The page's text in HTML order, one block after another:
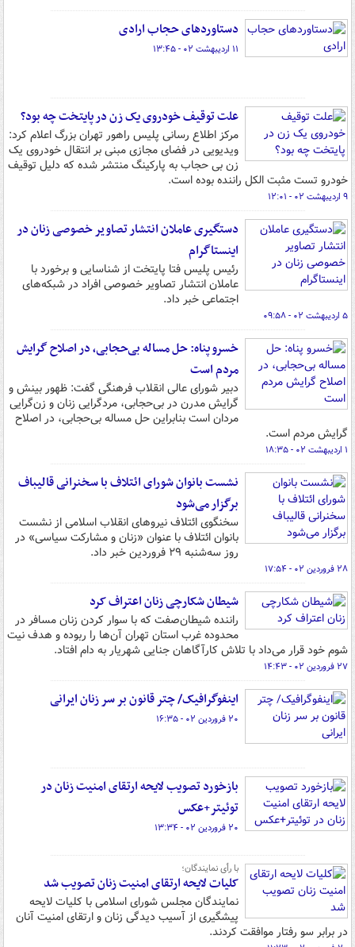
دستاوردهای حجاب ارادی
۱۱ اردیبهشت ۰۲ - ۱۳:۴۵
علت توقیف خودروی یک زن در پایتخت چه بود؟
مرکز اطلاع رسانی پلیس راهور تهران بزرگ اعلام کرد:
ویدیویی در فضای مجازی مبنی بر انتقال خودروی یک
زن بی حجاب به پارکینگ منتشر شده که دلیل توقیف
خودرو تست مثبت الکل راننده بوده است.
۹ اردیبهشت ۰۲ - ۱۲:۰۱
دستگیری عاملان انتشار تصاویر خصوصی زنان در
اینستاگرام
رئیس پلیس فتا پایتخت از شناسایی و برخورد با
عاملان انتشار تصاویر خصوصی افراد در شبکه‌های
اجتماعی خبر داد.
۵ اردیبهشت ۰۲ - ۰۹:۵۸
خسرو پناه: حل مساله بی‌حجابی، در اصلاح گرایش
مردم است
دبیر شورای عالی انقلاب فرهنگی گفت: ظهور بینش و
گرایش مدرن در بی‌حجابی، مردگرایی زنان و زن‌گرایی
مردان است بنابراین حل مساله بی‌حجابی، در اصلاح
گرایش مردم است.
۱ اردیبهشت ۰۲ - ۱۸:۳۵
نشست بانوان شورای ائتلاف با سخنرانی قالیباف
برگزار می‌شود
سخنگوی ائتلاف نیروهای انقلاب اسلامی از نشست
بانوان ائتلاف با عنوان «زنان و مشارکت سیاسی» در
روز سه‌شنبه ۲۹‌ فروردین خبر داد.
۲۸ فروردین ۰۲ - ۱۷:۵۴
شیطان شکارچی زنان اعتراف کرد
راننده شیطان‌صفت که با سوار کردن زنان مسافر در
محدوده غرب استان تهران آن‌ها را ربوده و هدف نیت
شوم خود قرار می‌داد با تلاش کارآگاهان جنایی شهریار به دام افتاد.
۲۷ فروردین ۰۲ - ۱۴:۴۳
اینفوگرافیک/ چتر قانون بر سر زنان ایرانی
۲۰ فروردین ۰۲ - ۱۶:۳۵
بازخورد تصویب لایحه ارتقای امنیت زنان در
توئیتر+عکس
۲۰ فروردین ۰۲ - ۱۳:۳۴
با رأی نمایندگان؛
کلیات لایحه ارتقای امنیت زنان تصویب شد
نمایندگان مجلس شورای اسلامی با کلیات لایحه
پیشگیری از آسیب دیدگی زنان و ارتقای امنیت آنان
در برابر سو رفتار موافقت کردند.